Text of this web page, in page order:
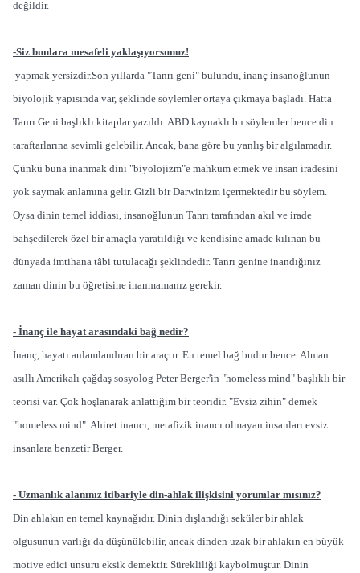
değildir.
-Siz bunlara mesafeli yaklaşıyorsunuz!
yapmak yersizdir.Son yıllarda "Tanrı geni" bulundu, inanç insanoğlunun
biyolojik yapısında var, şeklinde söylemler ortaya çıkmaya başladı. Hatta
Tanrı Geni başlıklı kitaplar yazıldı. ABD kaynaklı bu söylemler bence din
taraftarlarına sevimli gelebilir. Ancak, bana göre bu yanlış bir algılamadır.
Çünkü buna inanmak dini "biyolojizm"e mahkum etmek ve insan iradesini
yok saymak anlamına gelir. Gizli bir Darwinizm içermektedir bu söylem.
Oysa dinin temel iddiası, insanoğlunun Tanrı tarafından akıl ve irade
bahşedilerek özel bir amaçla yaratıldığı ve kendisine amade kılınan bu
dünyada imtihana tâbi tutulacağı şeklindedir. Tanrı genine inandığınız
zaman dinin bu öğretisine inanmamanız gerekir.
- İnanç ile hayat arasındaki bağ nedir?
İnanç, hayatı anlamlandıran bir araçtır. En temel bağ budur bence. Alman
asıllı Amerikalı çağdaş sosyolog Peter Berger'in "homeless mind" başlıklı bir
teorisi var. Çok hoşlanarak anlattığım bir teoridir. "Evsiz zihin" demek
"homeless mind". Ahiret inancı, metafizik inancı olmayan insanları evsiz
insanlara benzetir Berger.
- Uzmanlık alanınız itibariyle din-ahlak ilişkisini yorumlar mısınız?
Din ahlakın en temel kaynağıdır. Dinin dışlandığı seküler bir ahlak
olgusunun varlığı da düşünülebilir, ancak dinden uzak bir ahlakın en büyük
motive edici unsuru eksik demektir. Sürekliliği kaybolmuştur. Dinin